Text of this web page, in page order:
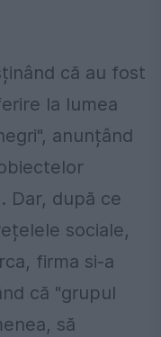
că au fost
la lumea
anunțând
Dar, după ce
sociale,
firma si-a
că "grupul
să